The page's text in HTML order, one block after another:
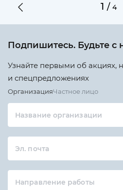
1 /4
Подпишитесь. Будьте с
Узнайте первыми об акциях,
и спецпредложениях
ОрганизацияЧастное лицо
Название организации
Эл. почта
Направление работы